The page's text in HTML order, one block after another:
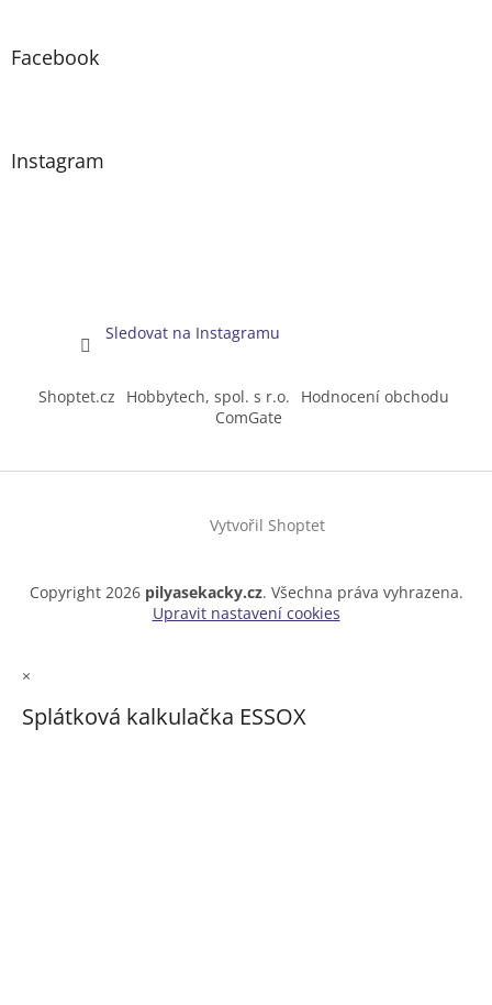
Facebook
Instagram
Sledovat na Instagramu
Shoptet.cz Hobbytech, spol. s r.o.
Hodnocení obchodu
ComGate
Vytvořil Shoptet
Copyright 2026 pilyasekacky.cz. Všechna práva vyhrazena.
Upravit nastavení cookies
×
Splátková kalkulačka ESSOX